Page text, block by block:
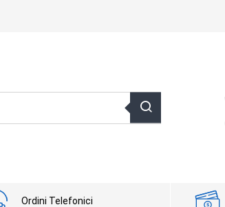
Ordini Telefonici